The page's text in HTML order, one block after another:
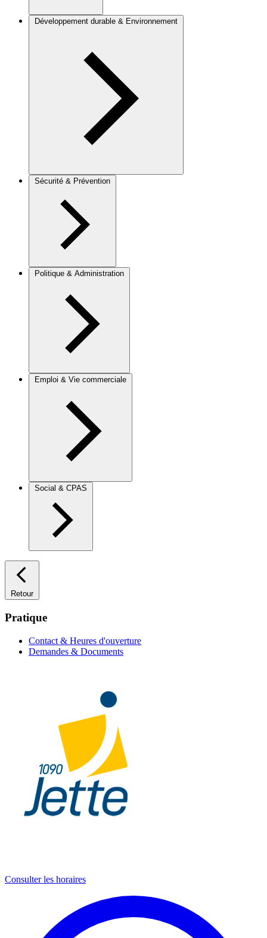
Développement durable & Environnement
Sécurité & Prévention
Politique & Administration
Emploi & Vie commerciale
Social & CPAS
Retour
Pratique
Contact & Heures d'ouverture
Demandes & Documents
Consulter les horaires